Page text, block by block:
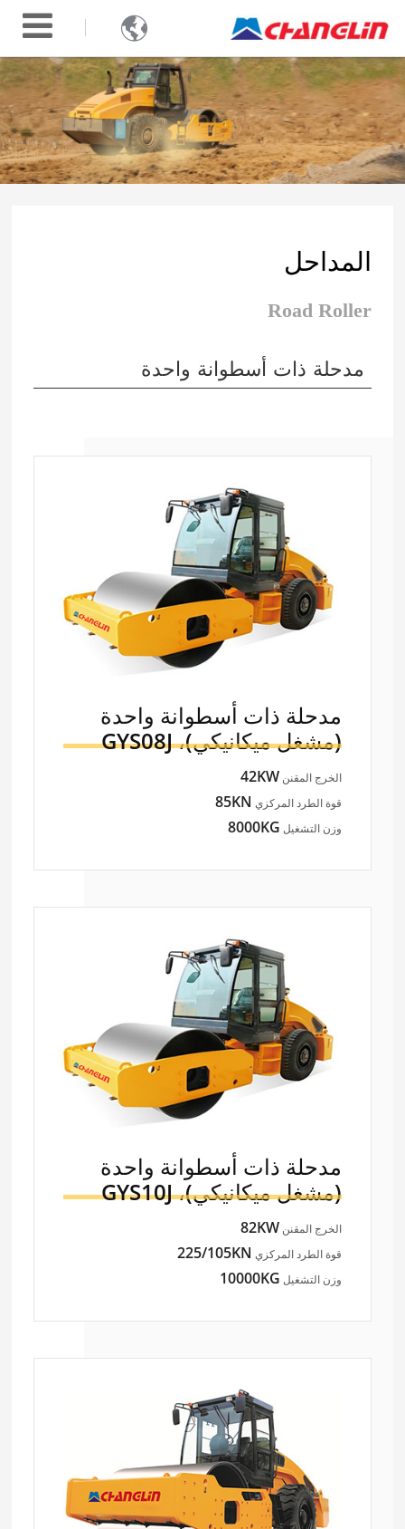

المداحل
Road Roller
مدحلة ذات أسطوانة واحدة
مدحلة ذات أسطوانة واحدة
(مشغل ميكانيكي)،GYS08J
الخرج المقنن42KW
قوة الطرد المركزي 85KN
وزن التشغيل 8000KG
مدحلة ذات أسطوانة واحدة
(مشغل ميكانيكي)،GYS10J
الخرج المقنن82KW
قوة الطرد المركزي 225/105KN
وزن التشغيل 10000KG